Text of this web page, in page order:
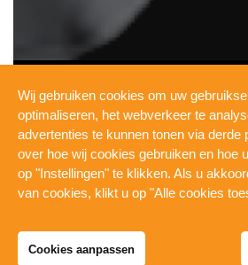
INFO
PRESSKIT
TECHNICAL
PRIVACY
COOKIES
WERKEN BIJ DE
Wij gebruiken cookies om uw
optimaliseren, het webverkeer te
advertenties te kunnen tonen via derde
over hoe wij cookies gebruiken en hoe
op "Instellingen" te klikken. Als u
van cookies, klikt u op "Alle cookies
Cookies aanpassen